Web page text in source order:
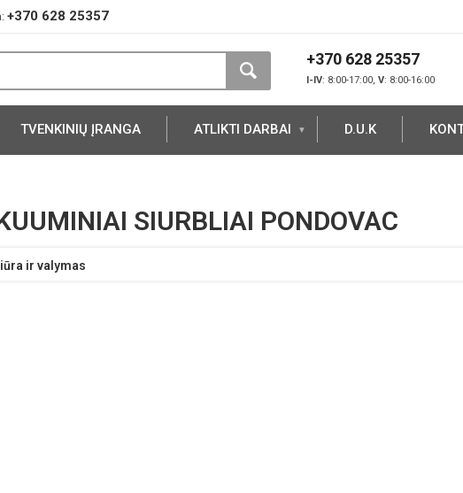
+370 628 25357
+370 628 25357
I-IV: 8:00-17:00, V: 8:00-16:00
TVENKINIŲ ĮRANGA ATLIKTI DARBAI D.U.K
SIURBLIAI PONDOVAC
ir valymas